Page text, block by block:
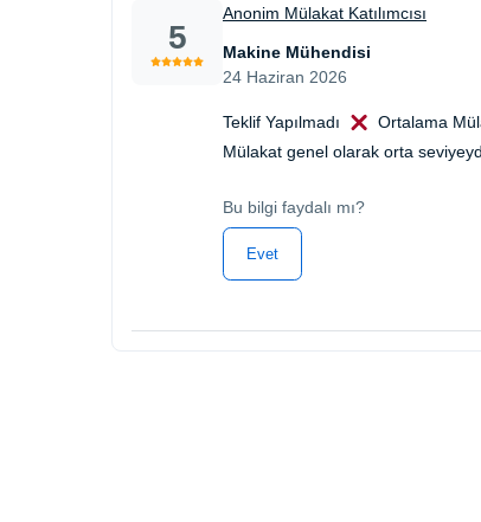
5
Anonim Mülakat Katılımcısı
Makine Mühendisi
24 Haziran 2026
Teklif Yapılmadı
Ortalama
Mülakat genel olarak orta
Bu bilgi faydalı mı?
Evet